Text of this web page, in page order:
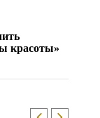
красоты»